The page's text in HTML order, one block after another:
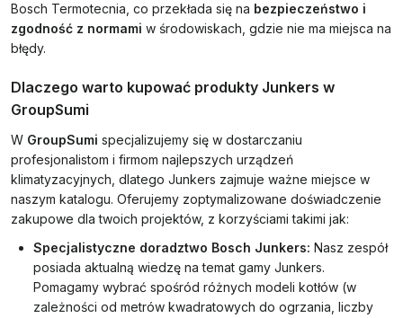
Bosch Termotecnia, co przekłada się na bezpieczeństwo i
zgodność z normami w środowiskach, gdzie nie ma miejsca na
błędy.
Dlaczego warto kupować produkty Junkers w
GroupSumi
W GroupSumi specjalizujemy się w dostarczaniu
profesjonalistom i firmom najlepszych urządzeń
klimatyzacyjnych, dlatego Junkers zajmuje ważne miejsce w
naszym katalogu. Oferujemy zoptymalizowane doświadczenie
zakupowe dla twoich projektów, z korzyściami takimi jak:
Specjalistyczne doradztwo Bosch Junkers: Nasz zespół
posiada aktualną wiedzę na temat gamy Junkers.
Pomagamy wybrać spośród różnych modeli kotłów (w
zależności od metrów kwadratowych do ogrzania, liczby